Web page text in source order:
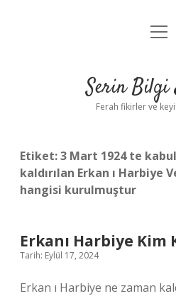
Anasayfa
Yasal
Serin Bilgi
Ferah fikirler ve
Etiket:3 Mart 1924 te
kaldırılan Erkan ı Harbiye
hangisi kurulmuştur
Erkanı Harbiye Kim
Tarih: Eylül 17, 2024
Erkan ı Harbiye ne zaman